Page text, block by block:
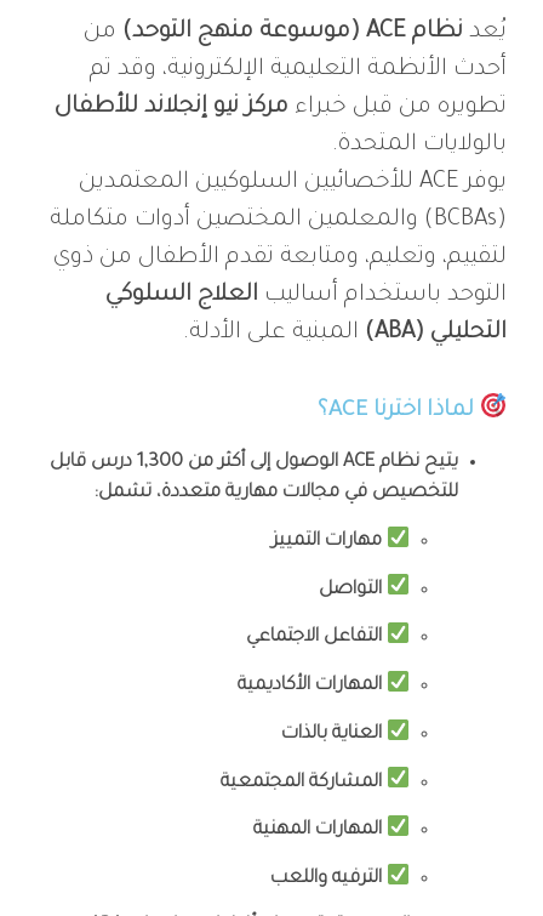
يُعد نظام ACE (موسوعة منهج التوحد)
من
أحدث الأنظمة التعليمية الإلكترونية، وقد تم
تطويره من قبل خبراء مركز نيو إنجلاند للأطفال
بالولايات المتحدة.
يوفر ACE للأخصائيين السلوكيين المعتمدين
(BCBAs) والمعلمين المختصين أدوات متكاملة
لتقييم، وتعليم، ومتابعة تقدم الأطفال من ذوي
التوحد باستخدام أساليب العلاج السلوكي
التحليلي (ABA)
المبنية على الأدلة.
لماذا اخترنا ACE؟
يتيح نظام ACE الوصول إلى أكثر من 1,300 درس قابل
للتخصيص في مجالات مهارية متعددة، تشمل:
مهارات التمييز
التواصل
التفاعل الاجتماعي
المهارات الأكاديمية
العناية بالذات
المشاركة المجتمعية
المهارات المهنية
الترفيه واللعب